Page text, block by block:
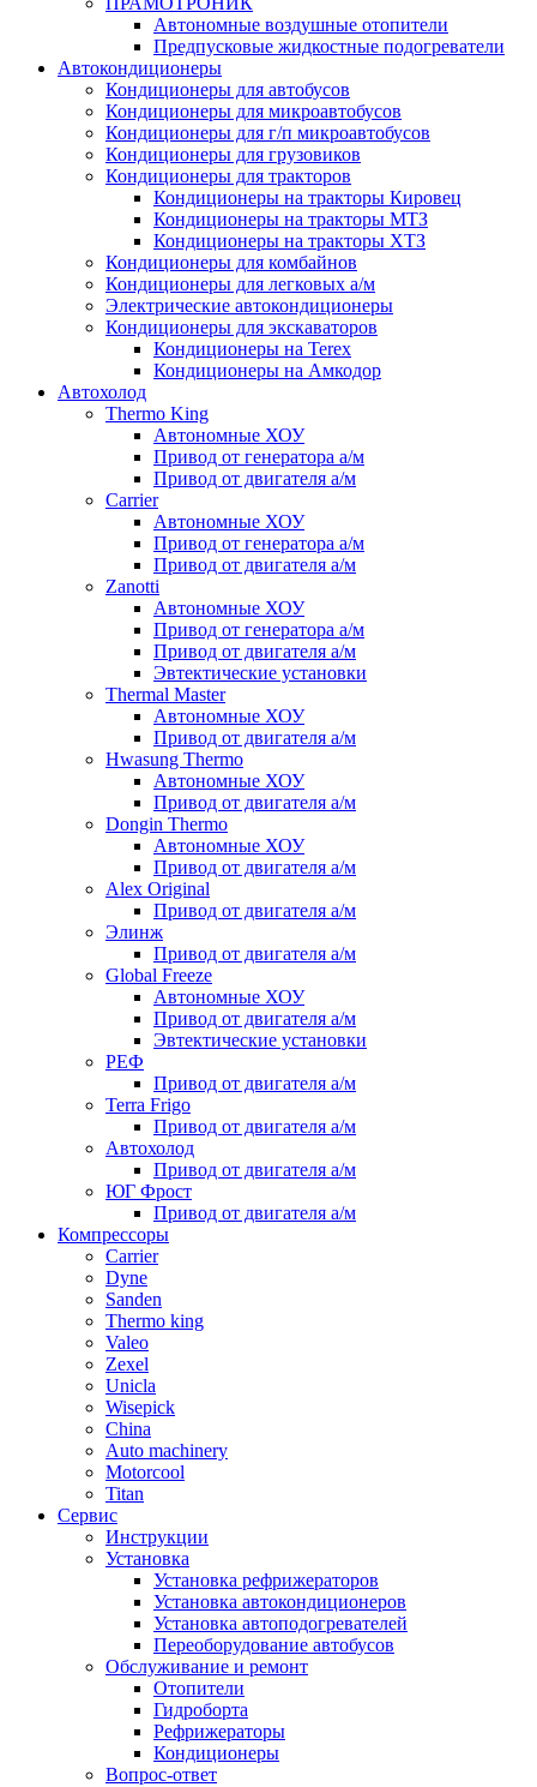
Автономные воздушные отопители
Предпусковые жидкостные подогреватели
Автокондиционеры
Кондиционеры для автобусов
Кондиционеры для микроавтобусов
Кондиционеры для г/п микроавтобусов
Кондиционеры для грузовиков
Кондиционеры для тракторов
Кондиционеры на тракторы Кировец
Кондиционеры на тракторы МТЗ
Кондиционеры на тракторы ХТЗ
Кондиционеры для комбайнов
Кондиционеры для легковых а/м
Электрические автокондиционеры
Кондиционеры для экскаваторов
Кондиционеры на Terex
Кондиционеры на Амкодор
Автохолод
Thermo King
Автономные ХОУ
Привод от генератора а/м
Привод от двигателя а/м
Carrier
Автономные ХОУ
Привод от генератора а/м
Привод от двигателя а/м
Zanotti
Автономные ХОУ
Привод от генератора а/м
Привод от двигателя а/м
Эвтектические установки
Thermal Master
Автономные ХОУ
Привод от двигателя а/м
Hwasung Thermo
Автономные ХОУ
Привод от двигателя а/м
Dongin Thermo
Автономные ХОУ
Привод от двигателя а/м
Alex Original
Привод от двигателя а/м
Элинж
Привод от двигателя а/м
Global Freeze
Автономные ХОУ
Привод от двигателя а/м
Эвтектические установки
РЕФ
Привод от двигателя а/м
Terra Frigo
Привод от двигателя а/м
Автохолод
Привод от двигателя а/м
ЮГ Фрост
Привод от двигателя а/м
Компрессоры
Carrier
Dyne
Sanden
Thermo king
Valeo
Zexel
Unicla
Wisepick
China
Auto machinery
Motorcool
Titan
Сервис
Инструкции
Установка
Установка рефрижераторов
Установка автокондиционеров
Установка автоподогревателей
Переоборудование автобусов
Обслуживание и ремонт
Отопители
Гидроборта
Рефрижераторы
Кондиционеры
Вопрос-ответ